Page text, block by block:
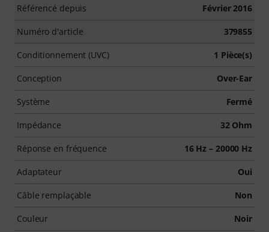
Référencé depuis Février 2016
Numéro d'article 379855
Conditionnement (UVC) 1 Pièce(s)
Conception Over-Ear
Système Fermé
Impédance 32 Ohm
Réponse en fréquence 16 Hz – 20000 Hz
Adaptateur Oui
Câble remplaçable Non
Couleur Noir